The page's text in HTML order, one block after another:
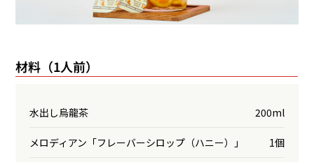
材料（1人前）
水出し烏龍茶 200ml
メロディアン「フレーバーシロップ（ハニー）」 1個